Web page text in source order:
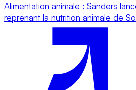
Alimentation animale : Sanders
reprenant la nutrition animale de